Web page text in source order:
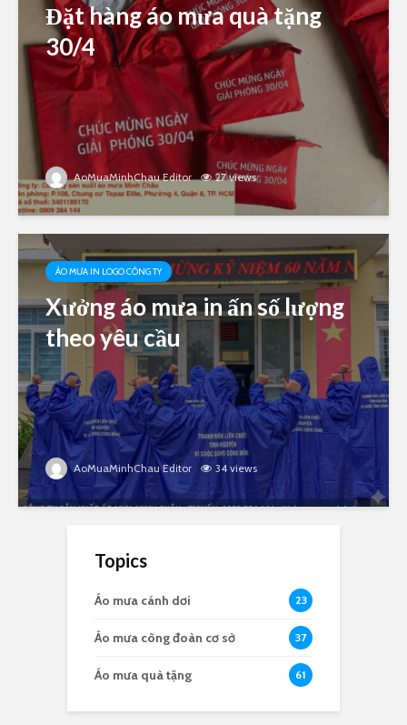
Đặt hàng áo mưa quà tặng
30/4
AoMuaMinhChau Editor 27 views
ÁO MƯA IN LOGO CÔNG TY
Xưởng áo mưa in ấn số lượng
theo yêu cầu
AoMuaMinhChau Editor 34 views
Topics
Áo mưa cánh dơi 23
Áo mưa công đoàn cơ sở 37
Áo mưa quà tặng 61